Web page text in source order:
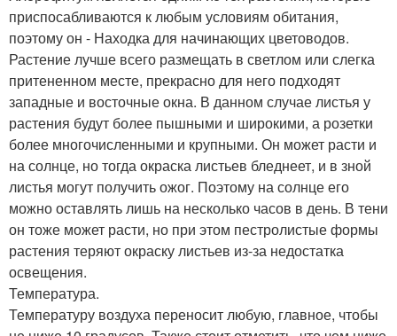
приспосабливаются к любым условиям обитания,
поэтому он - Находка для начинающих цветоводов.
Растение лучше всего размещать в светлом или слегка
притененном месте, прекрасно для него подходят
западные и восточные окна. В данном случае листья у
растения будут более пышными и широкими, а розетки
более многочисленными и крупными. Он может расти и
на солнце, но тогда окраска листьев бледнеет, и в зной
листья могут получить ожог. Поэтому на солнце его
можно оставлять лишь на несколько часов в день. В тени
он тоже может расти, но при этом пестролистые формы
растения теряют окраску листьев из-за недостатка
освещения.
Температура.
Температуру воздуха переносит любую, главное, чтобы